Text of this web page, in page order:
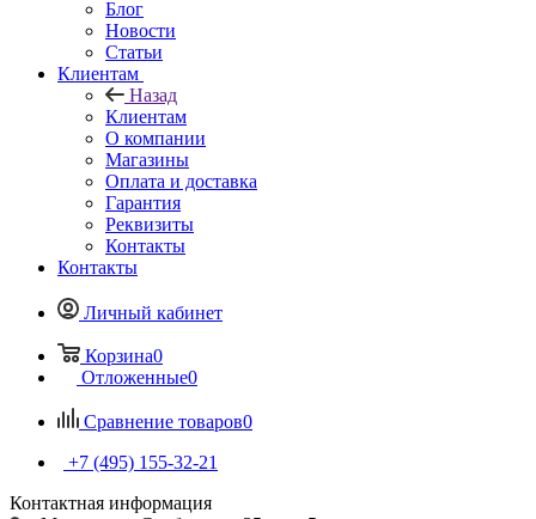
Блог
Новости
Статьи
Клиентам
Назад
Клиентам
О компании
Магазины
Оплата и доставка
Гарантия
Реквизиты
Контакты
Контакты
Личный кабинет
Корзина0
Отложенные0
Сравнение товаров0
+7 (495) 155-32-21
Контактная информация